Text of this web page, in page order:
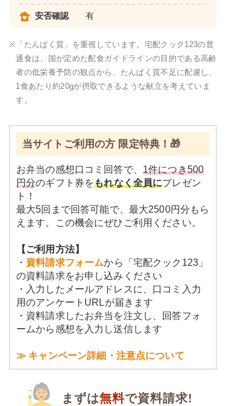
安否確認 有
※ 「たんぱく質」を重視しています。宅配クック123の普
通食は、国が定めた配食ガイドラインの目的である高齢
者の低栄養予防の観点から、たんぱく質不足に配慮し、
1食あたり約20gが摂取できるような献立を考えていま
す。
当サイトご利用の方 限定特典！🎁
お弁当の感想口コミ回答で、 1件につき500
円分のギフト券をもれなく全員にプレゼン
ト！
最大5回まで回答可能で、最大2500円分もら
えます。この機会にぜひご利用ください。
【ご利用方法】
・ 資料請求フォームから「宅配クック123」
の資料請求をお申し込みください
・入力したメールアドレスに、口コミ入力
用のアンケートURLが届きます
・資料請求したお弁当を注文し、回答フォ
ームから感想を入力し送信します
≫ キャンペーン詳細・注意点について
まずは無料で資料請求!